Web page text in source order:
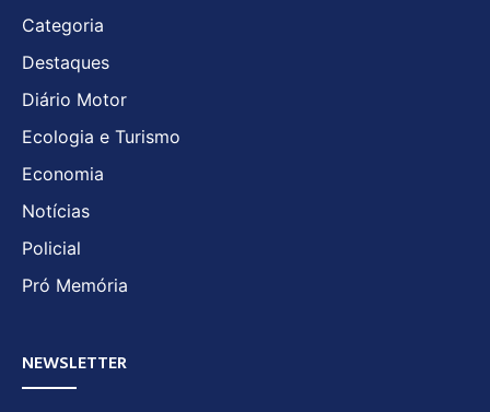
Categoria
Destaques
Diário Motor
Ecologia e Turismo
Economia
Notícias
Policial
Pró Memória
NEWSLETTER